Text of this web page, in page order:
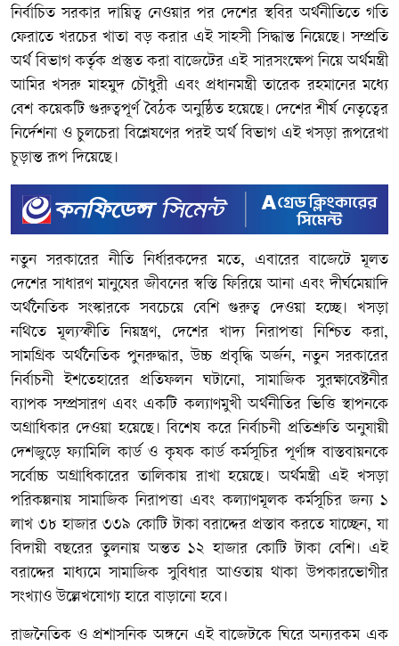
নির্বাচিত সরকার দায়িত্ব নেওয়ার পর দেশের স্থবির অর্থনীতিতে গতি
ফেরাতে খরচের খাতা বড় করার এই সাহসী সিদ্ধান্ত নিয়েছে। সম্প্রতি
অর্থ বিভাগ কর্তৃক প্রস্তুত করা বাজেটের এই সারসংক্ষেপ নিয়ে অর্থমন্ত্রী
আমির খসরু মাহমুদ চৌধুরী এবং প্রধানমন্ত্রী তারেক রহমানের মধ্যে
বেশ কয়েকটি গুরুত্বপূর্ণ বৈঠক অনুষ্ঠিত হয়েছে। দেশের শীর্ষ নেতৃত্বের
নির্দেশনা ও চুলচেরা বিশ্লেষণের পরই অর্থ বিভাগ এই খসড়া রূপরেখা
চূড়ান্ত রূপ দিয়েছে।
নতুন সরকারের নীতি নির্ধারকদের মতে, এবারের বাজেটে মূলত
দেশের সাধারণ মানুষের জীবনের স্বস্তি ফিরিয়ে আনা এবং দীর্ঘমেয়াদি
অর্থনৈতিক সংস্কারকে সবচেয়ে বেশি গুরুত্ব দেওয়া হচ্ছে। খসড়া
নথিতে মূল্যস্ফীতি নিয়ন্ত্রণ, দেশের খাদ্য নিরাপত্তা নিশ্চিত করা,
সামগ্রিক অর্থনৈতিক পুনরুদ্ধার, উচ্চ প্রবৃদ্ধি অর্জন, নতুন সরকারের
নির্বাচনী ইশতেহারের প্রতিফলন ঘটানো, সামাজিক সুরক্ষাবেষ্টনীর
ব্যাপক সম্প্রসারণ এবং একটি কল্যাণমুখী অর্থনীতির ভিত্তি স্থাপনকে
অগ্রাধিকার দেওয়া হয়েছে। বিশেষ করে নির্বাচনী প্রতিশ্রুতি অনুযায়ী
দেশজুড়ে ফ্যামিলি কার্ড ও কৃষক কার্ড কর্মসূচির পূর্ণাঙ্গ বাস্তবায়নকে
সর্বোচ্চ অগ্রাধিকারের তালিকায় রাখা হয়েছে। অর্থমন্ত্রী এই খসড়া
পরিকল্পনায় সামাজিক নিরাপত্তা এবং কল্যাণমূলক কর্মসূচির জন্য ১
লাখ ৩৮ হাজার ৩৩৯ কোটি টাকা বরাদ্দের প্রস্তাব করতে যাচ্ছেন, যা
বিদায়ী বছরের তুলনায় অন্তত ১২ হাজার কোটি টাকা বেশি। এই
বরাদ্দের মাধ্যমে সামাজিক সুবিধার আওতায় থাকা উপকারভোগীর
সংখ্যাও উল্লেখযোগ্য হারে বাড়ানো হবে।
রাজনৈতিক ও প্রশাসনিক অঙ্গনে এই বাজেটকে ঘিরে অন্যরকম এক